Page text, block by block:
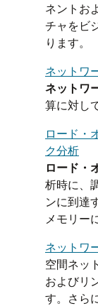
ネントお
チャをビ
ります。
ネットワ
ネットワ
算に対し
ロード・
ク分析
ロード・
析時に、
ンに到達
メモリー
ネットワ
空間ネッ
およびリ
す。さら